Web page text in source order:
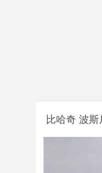
比哈奇 波